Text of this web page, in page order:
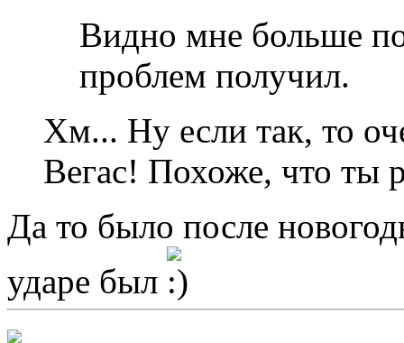
Видно мне больше
проблем получил.
Хм... Ну если так, то
Вегас! Похоже, что ты
Да то было после
ударе был